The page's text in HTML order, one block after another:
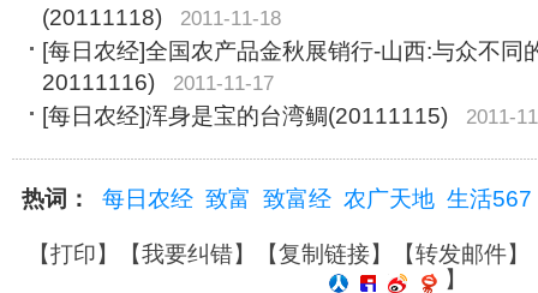
(20111118)
2011-11-18
[每日农经]全国农产品金秋展销行-山西:与众不同
20111116)
2011-11-17
[每日农经]浑身是宝的台湾鲷(20111115) 2011-
热词： 每日农经 致富 致富经 农广天地 生活567
【打印】【我要纠错】【复制链接】【转发邮件】
】